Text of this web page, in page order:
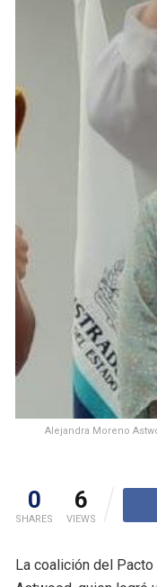
Alejandra Moreno
0
SHARES
6
VIEWS
La coalición del